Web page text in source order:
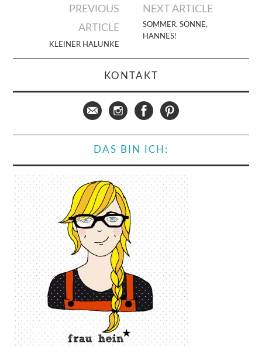
Navigation
PREVIOUS
ARTICLE
KLEINER HALUNKE
NEXT ARTICLE
SOMMER, SONNE,
HANNES!
KONTAKT
DAS BIN ICH: